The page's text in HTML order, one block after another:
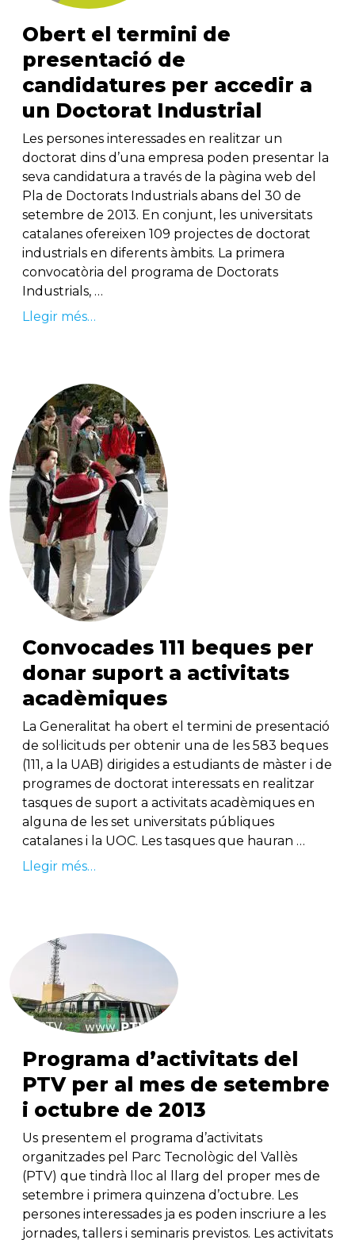
Obert el termini de
presentació de
candidatures per accedir a
un Doctorat Industrial
Les persones interessades en realitzar un
doctorat dins d’una empresa poden presentar la
seva candidatura a través de la pàgina web del
Pla de Doctorats Industrials abans del 30 de
setembre de 2013. En conjunt, les universitats
catalanes ofereixen 109 projectes de doctorat
industrials en diferents àmbits. La primera
convocatòria del programa de Doctorats
Industrials, …
Llegir més…
Convocades 111 beques per
donar suport a activitats
acadèmiques
La Generalitat ha obert el termini de presentació
de sol·licituds per obtenir una de les 583 beques
(111, a la UAB) dirigides a estudiants de màster i de
programes de doctorat interessats en realitzar
tasques de suport a activitats acadèmiques en
alguna de les set universitats públiques
catalanes i la UOC. Les tasques que hauran …
Llegir més…
Programa d’activitats del
PTV per al mes de setembre
i octubre de 2013
Us presentem el programa d’activitats
organitzades pel Parc Tecnològic del Vallès
(PTV) que tindrà lloc al llarg del proper mes de
setembre i primera quinzena d’octubre. Les
persones interessades ja es poden inscriure a les
jornades, tallers i seminaris previstos. Les activitats